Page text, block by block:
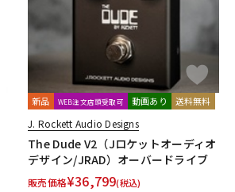
新品 WEB注文店頭受取可 動画あり 送料無料
J. Rockett Audio Designs
The Dude V2（Jロケットオーディオ
デザイン/JRAD）オーバードライブ
販売価格¥36,799(税込)